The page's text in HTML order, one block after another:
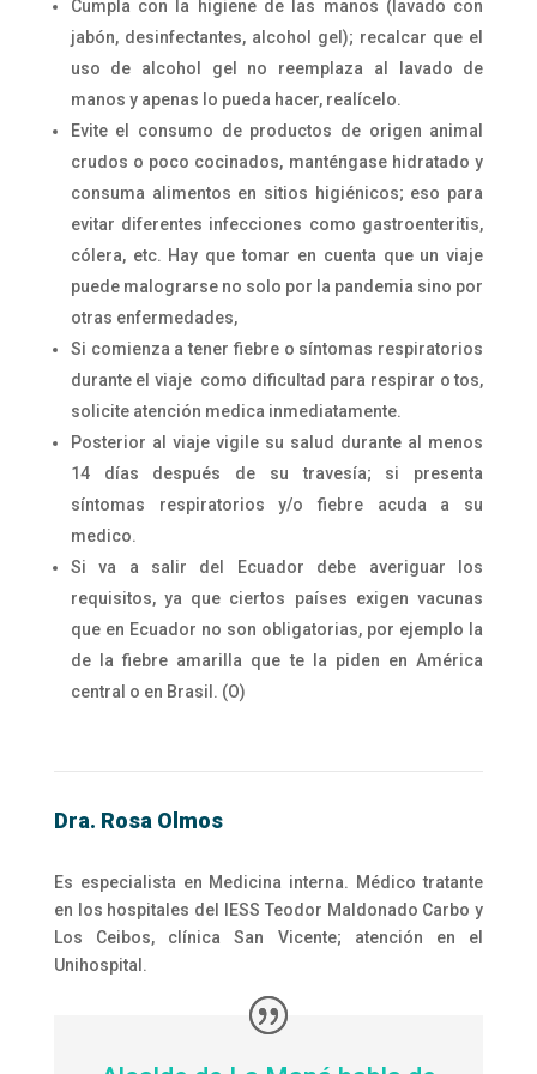
Cumpla con la higiene de las manos (lavado con
jabón, desinfectantes, alcohol gel); recalcar que el
uso de alcohol gel no reemplaza al lavado de
manos y apenas lo pueda hacer, realícelo.
Evite el consumo de productos de origen animal
crudos o poco cocinados, manténgase hidratado y
consuma alimentos en sitios higiénicos; eso para
evitar diferentes infecciones como gastroenteritis,
cólera, etc. Hay que tomar en cuenta que un viaje
puede malograrse no solo por la pandemia sino por
otras enfermedades,
Si comienza a tener fiebre o síntomas respiratorios
durante el viaje como dificultad para respirar o tos,
solicite atención medica inmediatamente.
Posterior al viaje vigile su salud durante al menos
14 días después de su travesía; si presenta
síntomas respiratorios y/o fiebre acuda a su
medico.
Si va a salir del Ecuador debe averiguar los
requisitos, ya que ciertos países exigen vacunas
que en Ecuador no son obligatorias, por ejemplo la
de la fiebre amarilla que te la piden en América
central o en Brasil. (O)
Dra. Rosa Olmos
Es especialista en Medicina interna. Médico tratante
en los hospitales del IESS Teodor Maldonado Carbo y
Los Ceibos, clínica San Vicente; atención en el
Unihospital.